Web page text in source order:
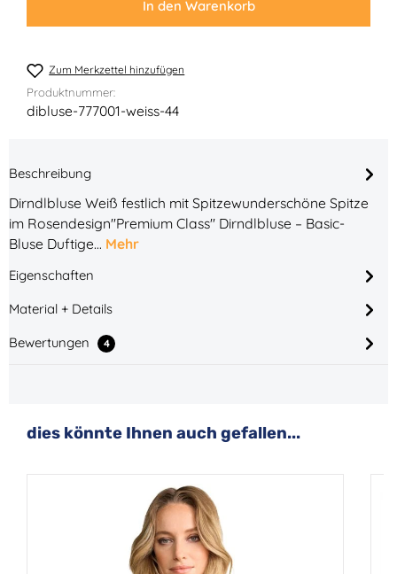
In den Warenkorb
Zum Merkzettel hinzufügen
Produktnummer:
dibluse-777001-weiss-44
Beschreibung
Dirndlbluse Weiß festlich mit Spitzewunderschöne Spitze
im Rosendesign"Premium Class" Dirndlbluse – Basic-
Bluse Duftige… Mehr
Eigenschaften
Material + Details
Bewertungen
4
Produktgalerie überspringen
dies könnte Ihnen auch gefallen...